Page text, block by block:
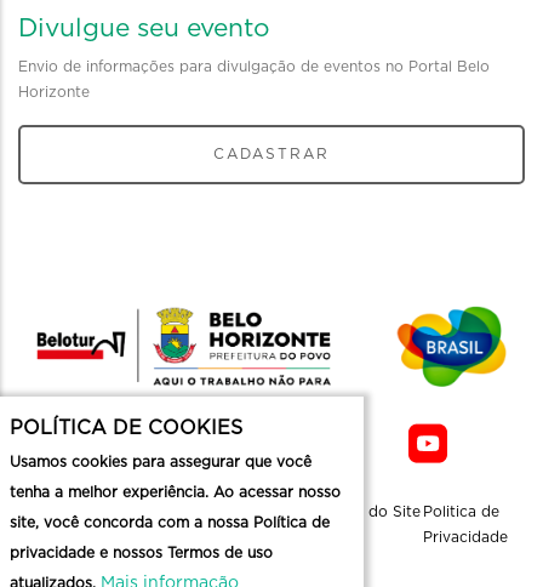
Divulgue seu evento
Envio de informações para divulgação de eventos no Portal Belo
Horizonte
CADASTRAR
Mapa do Site Politica de
Privacidade
POLÍTICA DE COOKIES
Usamos cookies para assegurar que você
tenha a melhor experiência. Ao acessar nosso
site, você concorda com a nossa Política de
privacidade e nossos Termos de uso
atualizados. Mais informação